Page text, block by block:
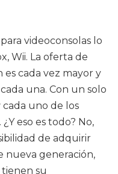
videoconsolas lo
Wii. La oferta de
cada vez mayor y
una. Con un solo
cada uno de los
eso es todo? No,
de adquirir
nueva generación,
tienen su